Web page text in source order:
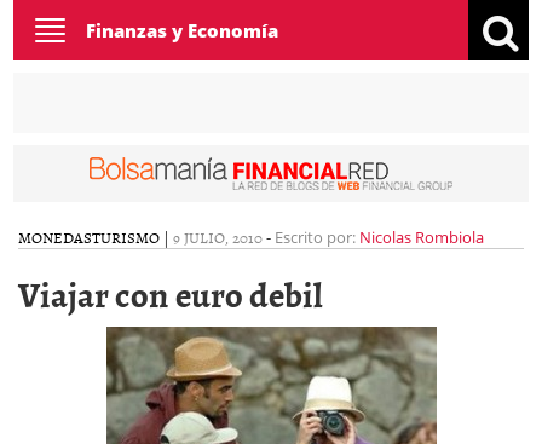
Toggle
navigation
Finanzas y Economía
MONEDASTURISMO | 9 JULIO, 2010- Escrito por: Nicolas Rombiola
Viajar con euro debil